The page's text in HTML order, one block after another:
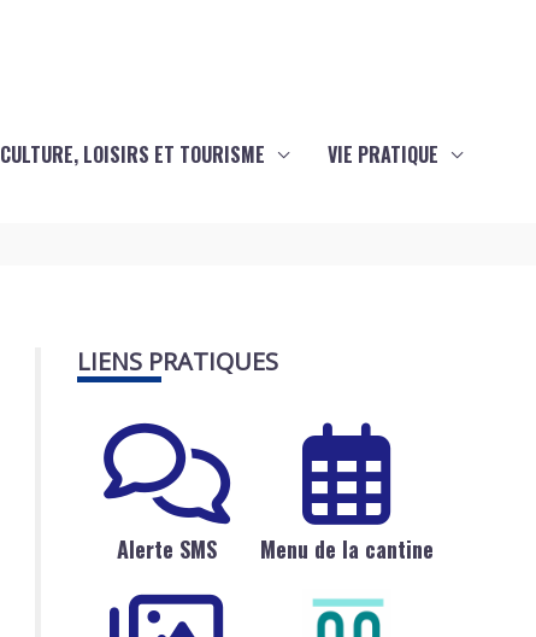
CULTURE, LOISIRS ET TOURISME VIE PRATIQUE
LIENS PRATIQUES
Alerte SMS Menu de la cantine